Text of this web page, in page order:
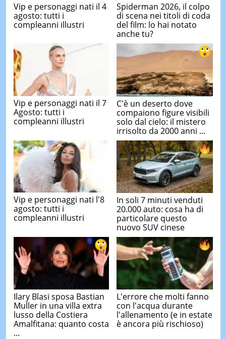
Vip e personaggi nati il 4
agosto: tutti i
compleanni illustri
Spiderman 2026, il colpo
di scena nei titoli di coda
del film: lo hai notato
anche tu?
Vip e personaggi nati il 7
Agosto: tutti i
compleanni illustri
C'è un deserto dove
compaiono figure visibili
solo dal cielo: il mistero
irrisolto da 2000 anni ...
Vip e personaggi nati l'8
agosto: tutti i
compleanni illustri
In soli 7 minuti venduti
20.000 auto: cosa ha di
particolare questo
nuovo SUV cinese
Ilary Blasi sposa Bastian
Muller in una villa extra
lusso della Costiera
Amalfitana: quanto costa
...
L'errore che molti fanno
con l'acqua durante
l'allenamento (e in estate
è ancora più rischioso)